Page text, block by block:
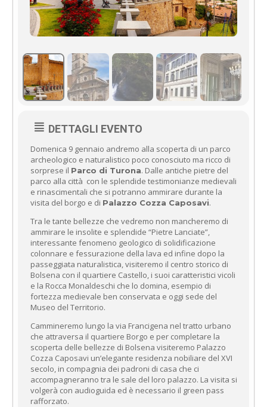
DETTAGLI EVENTO
Domenica 9 gennaio andremo alla scoperta di un parco
archeologico e naturalistico poco conosciuto ma ricco di
sorprese il Parco di Turona. Dalle antiche pietre del
parco alla città con le splendide testimonianze medievali
e rinascimentali che si potranno ammirare durante la
visita del borgo e di Palazzo Cozza Caposavi.
Tra le tante bellezze che vedremo non mancheremo di
ammirare le insolite e splendide “Pietre Lanciate”,
interessante fenomeno geologico di solidificazione
colonnare e fessurazione della lava ed infine dopo la
passeggiata naturalistica, visiteremo il centro storico di
Bolsena con il quartiere Castello, i suoi caratteristici vicoli
e la Rocca Monaldeschi che lo domina, esempio di
fortezza medievale ben conservata e oggi sede del
Museo del Territorio.
Cammineremo lungo la via Francigena nel tratto urbano
che attraversa il quartiere Borgo e per completare la
scoperta delle bellezze di Bolsena visiteremo Palazzo
Cozza Caposavi un’elegante residenza nobiliare del XVI
secolo, in compagnia dei padroni di casa che ci
accompagneranno tra le sale del loro palazzo. La visita si
volgerà con audioguida ed è necessario il green pass
rafforzato.